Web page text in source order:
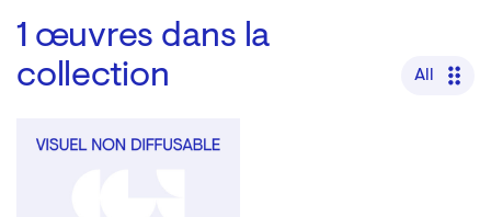
1 œuvres dans la
collection
All